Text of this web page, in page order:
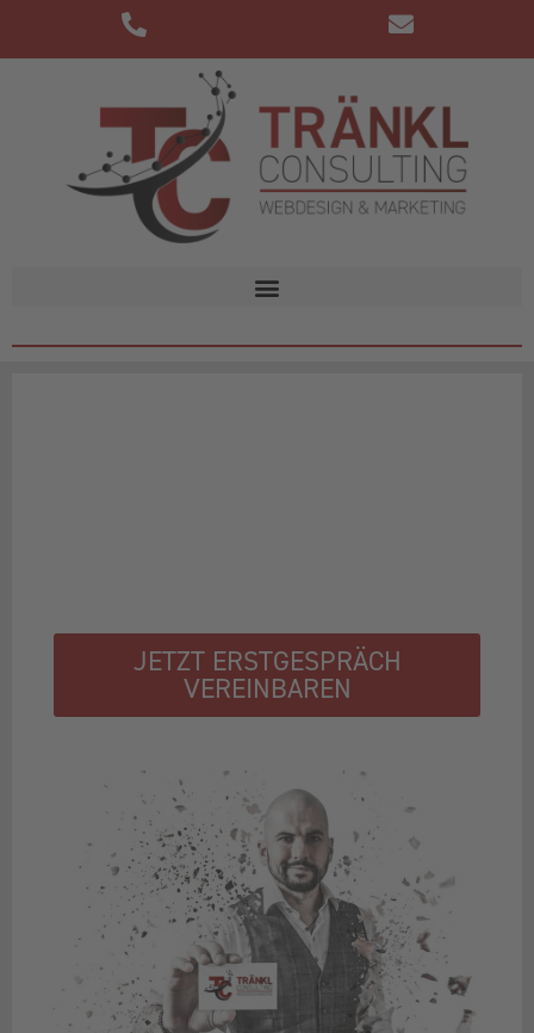
JETZT ERSTGESPRÄCH
VEREINBAREN